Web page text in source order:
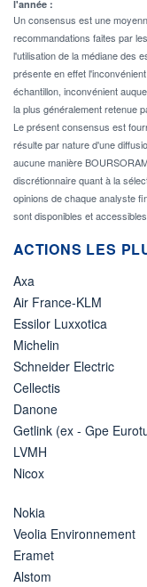
l'année :
Un consensus est une
recommandations faites par
l'utilisation de la médiane des
présente en effet
échantillon, inconvénient
la plus généralement retenue
Le présent consensus est
résulte par nature d'une
aucune manière
discrétionnaire quant à la
opinions de chaque analyste
sont disponibles et
ACTIONS LES
Axa
Air France-KLM
Essilor Luxxotica
Michelin
Schneider Electric
Cellectis
Danone
Getlink (ex - Gpe
LVMH
Nicox
Nokia
Veolia Environnement
Eramet
Alstom